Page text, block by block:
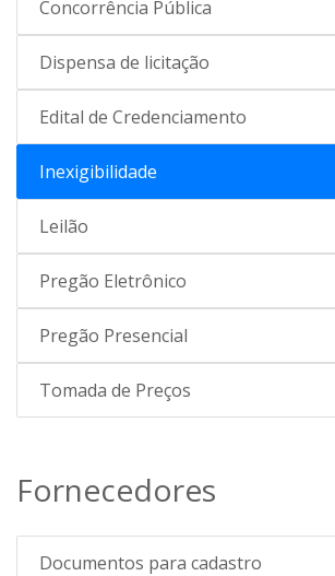
Concorrência Pública
Dispensa de licitação
Edital de Credenciamento
Inexigibilidade
Leilão
Pregão Eletrônico
Pregão Presencial
Tomada de Preços
Fornecedores
Documentos para cadastro